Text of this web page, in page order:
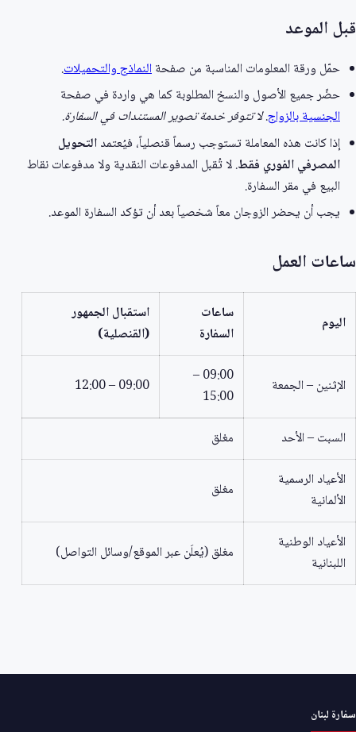
قبل الموعد
حمّل ورقة المعلومات المناسبة من صفحةالنماذج والتحميلات.
حضّر جميع الأصول والنسخ المطلوبة كما هي واردة في صفحة
الجنسية بالزواج.لا تتوفر خدمة تصوير المستندات في السفارة.
إذا كانت هذه المعاملة تستوجب رسماً قنصلياً، فيُعتمدالتحويل
المصرفي الفوري فقط. لا تُقبل المدفوعات النقدية ولا مدفوعات نقاط
البيع في مقر السفارة.
يجب أن يحضر الزوجان معاً شخصياً بعد أن تؤكد السفارة الموعد.
ساعات العمل
اليوم
ساعات
السفارة
استقبال الجمهور
(القنصلية)
الإثنين – الجمعة
09:00 –
15:00
09:00 – 12:00
السبت – الأحد
مغلق
الأعياد الرسمية
الألمانية
مغلق
الأعياد الوطنية
اللبنانية
مغلق (يُعلَن عبر الموقع/وسائل التواصل)
سفارة لبنان